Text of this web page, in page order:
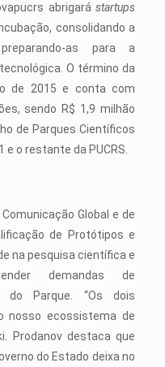
abrigarástartups
consolidando a
as para a
O término da
de 2015 e conta com
sendo R$ 1,9 milhão
de Parques Científicos
o restante da PUCRS.
Global e de
de Protótipos e
na pesquisa científica e
demandas de
do Parque. “Os dois
nosso ecossistema de
Prodanov destaca que
do Estado deixa no